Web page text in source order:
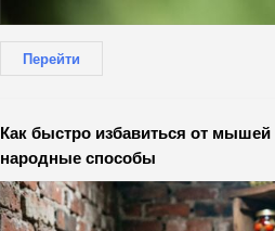
Перейти
Как быстро избавиться от
народные способы